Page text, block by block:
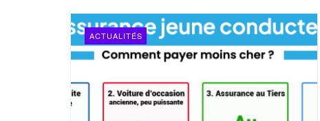
ACTUALITÉS